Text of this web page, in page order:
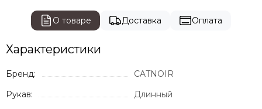
О товаре Доставка Оплата
Характеристики
Бренд:
CATNOIR
Рукав:
Длинный